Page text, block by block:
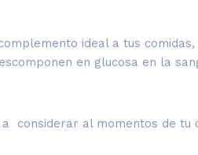
ideal a tus
en glucosa en la
considerar al momentos de tu